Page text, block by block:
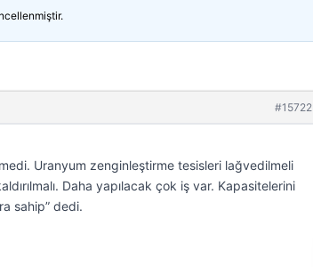
#15722
Uranyum zenginleştirme tesisleri lağvedilmeli
Daha yapılacak çok iş var. Kapasitelerini
sahip” dedi.